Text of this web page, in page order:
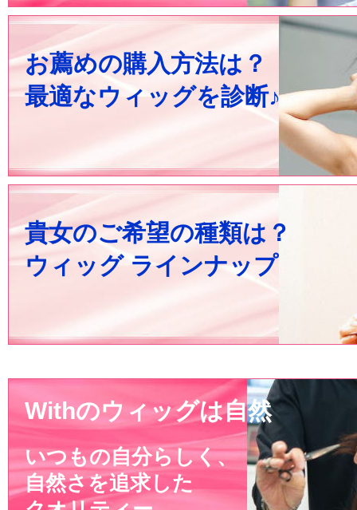
お薦めの購入方法は？
最適なウィッグを診断♪
貴女のご希望の種類は？
ウィッグ ラインナップ
Withのウィッグは自然
いつもの自分らしく、
自然さを追求した